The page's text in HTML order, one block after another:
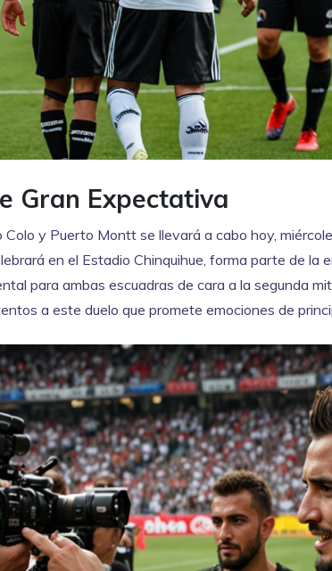
Gran Expectativa
y Puerto Montt se llevará a cabo hoy,
en el Estadio Chinquihue, forma parte de la
para ambas escuadras de cara a la segunda
a este duelo que promete emociones de